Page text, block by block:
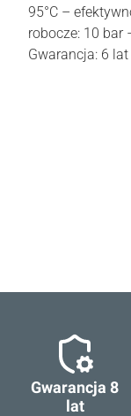
95°C –
robocze: 10 bar
Gwarancja: 6
Gwarancja 8
lat